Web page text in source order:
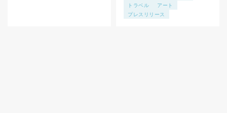
トラベル
アート
プレスリリース